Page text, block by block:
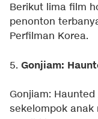
Berikut lima film
penonton
Perfilman Korea.
5. Gonjiam:
Gonjiam:
sekelompok anak